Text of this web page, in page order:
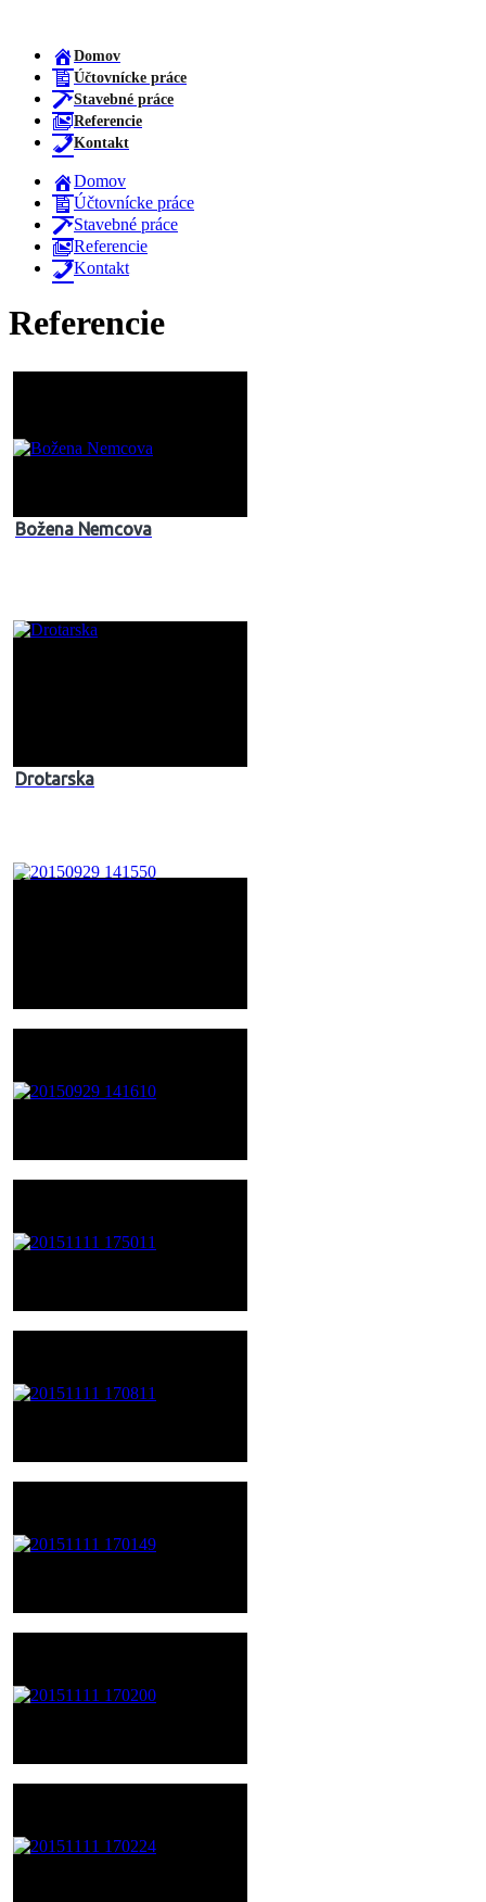
Domov
Účtovnícke práce
Stavebné práce
Referencie
Kontakt
Domov
Účtovnícke práce
Stavebné práce
Referencie
Kontakt
Referencie
Božena Nemcova
Drotarska